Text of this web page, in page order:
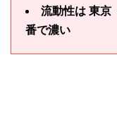
流動性は 東京
番で濃い